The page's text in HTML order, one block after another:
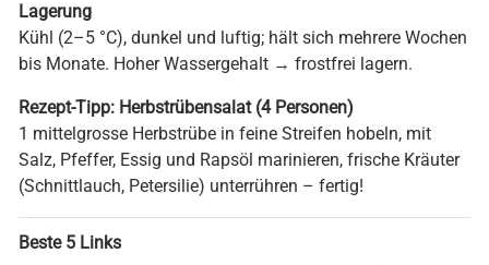
Lagerung
Kühl (2–5 °C), dunkel und luftig; hält sich mehrere Wochen
bis Monate. Hoher Wassergehalt → frostfrei lagern.
Rezept-Tipp: Herbstrübensalat (4 Personen)
1 mittelgrosse Herbstrübe in feine Streifen hobeln, mit
Salz, Pfeffer, Essig und Rapsöl marinieren, frische Kräuter
(Schnittlauch, Petersilie) unterrühren – fertig!
Beste 5 Links